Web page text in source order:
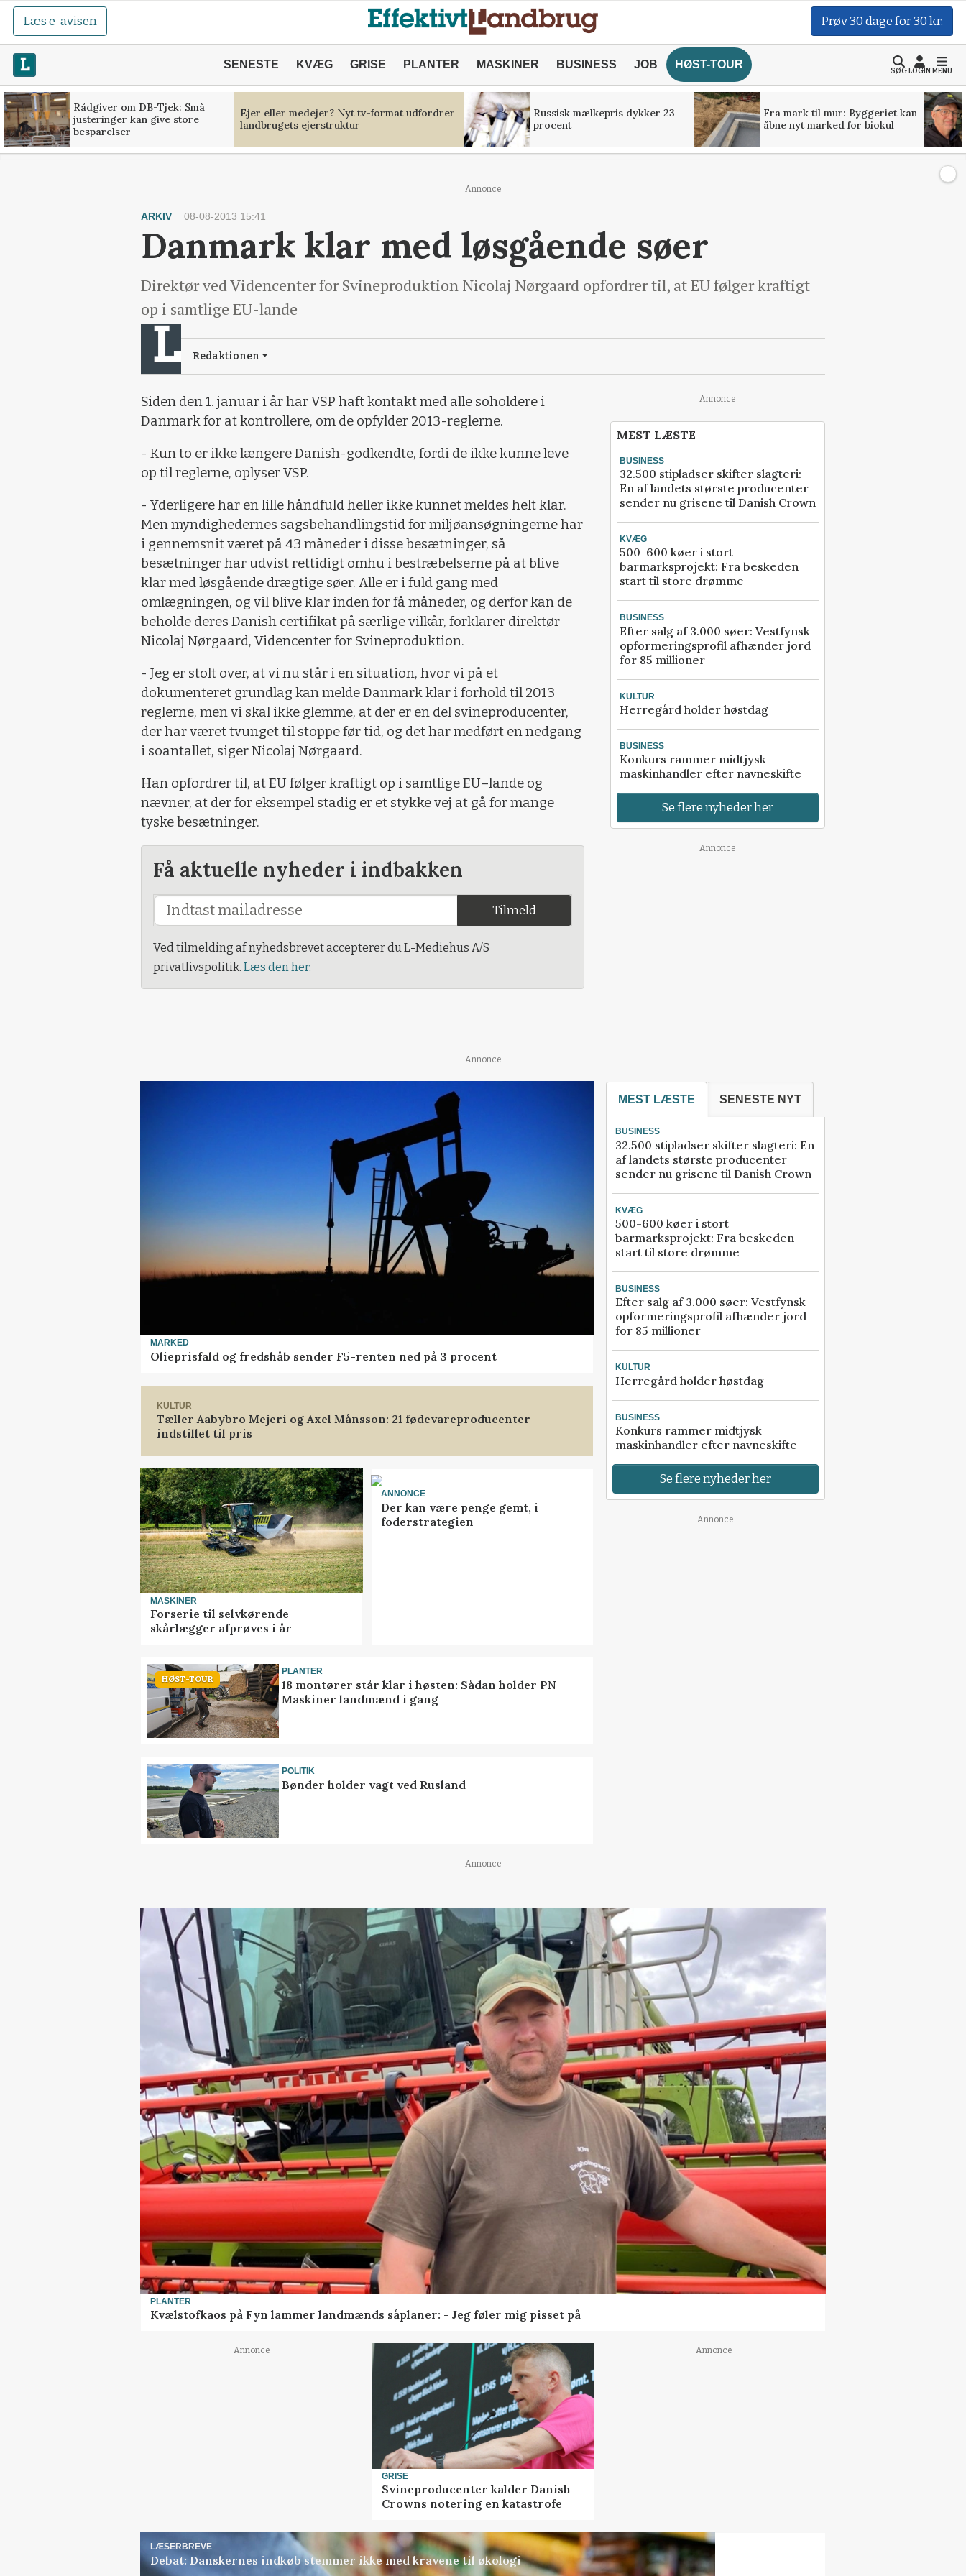
Læs e-avisen Prøv 30 dage for 30 kr.
SENESTE KVÆG GRISE PLANTER MASKINER BUSINESS JOB HØST-TOUR
SØGLOGINMENU
Rådgiver om DB-Tjek: Små
justeringer kan give store
besparelser
Ejer eller medejer? Nyt tv-format udfordrer
landbrugets ejerstruktur
Russisk mælkepris dykker 23
procent
Fra mark til mur: Byggeriet kan
åbne nyt marked for biokul
Annonce
ARKIV 08-08-2013 15:41
Danmark klar med løsgående søer
Direktør ved Videncenter for Svineproduktion Nicolaj Nørgaard opfordrer til, at EU følger kraftigt
op i samtlige EU-lande
Redaktionen
Siden den 1. januar i år har VSP haft kontakt med alle soholdere i
Danmark for at kontrollere, om de opfylder 2013-reglerne.
- Kun to er ikke længere Danish-godkendte, fordi de ikke kunne leve
op til reglerne, oplyser VSP.
- Yderligere har en lille håndfuld heller ikke kunnet meldes helt klar.
Men myndighedernes sagsbehandlingstid for miljøansøgningerne har
i gennemsnit været på 43 måneder i disse besætninger, så
besætninger har udvist rettidigt omhu i bestræbelserne på at blive
klar med løsgående drægtige søer. Alle er i fuld gang med
omlægningen, og vil blive klar inden for få måneder, og derfor kan de
beholde deres Danish certifikat på særlige vilkår, forklarer direktør
Nicolaj Nørgaard, Videncenter for Svineproduktion.
- Jeg er stolt over, at vi nu står i en situation, hvor vi på et
dokumenteret grundlag kan melde Danmark klar i forhold til 2013
reglerne, men vi skal ikke glemme, at der er en del svineproducenter,
der har været tvunget til stoppe før tid, og det har medført en nedgang
i soantallet, siger Nicolaj Nørgaard.
Han opfordrer til, at EU følger kraftigt op i samtlige EU–lande og
nævner, at der for eksempel stadig er et stykke vej at gå for mange
tyske besætninger.
Få aktuelle nyheder i indbakken
Tilmeld
Ved tilmelding af nyhedsbrevet accepterer du L-Mediehus A/S
privatlivspolitik. Læs den her.
Annonce
MEST LÆSTE
BUSINESS
32.500 stipladser skifter slagteri:
En af landets største producenter
sender nu grisene til Danish Crown
KVÆG
500-600 køer i stort
barmarksprojekt: Fra beskeden
start til store drømme
BUSINESS
Efter salg af 3.000 søer: Vestfynsk
opformeringsprofil afhænder jord
for 85 millioner
KULTUR
Herregård holder høstdag
BUSINESS
Konkurs rammer midtjysk
maskinhandler efter navneskifte
Se flere nyheder her
Annonce
Annonce
MARKED
Olieprisfald og fredshåb sender F5-renten ned på 3 procent
KULTUR
Tæller Aabybro Mejeri og Axel Månsson: 21 fødevareproducenter
indstillet til pris
MASKINER
Forserie til selvkørende
skårlægger afprøves i år
ANNONCE
Der kan være penge gemt, i
foderstrategien
HØST-TOUR
PLANTER
18 montører står klar i høsten: Sådan holder PN
Maskiner landmænd i gang
POLITIK
Bønder holder vagt ved Rusland
MEST LÆSTE SENESTE NYT
BUSINESS
32.500 stipladser skifter slagteri: En
af landets største producenter
sender nu grisene til Danish Crown
KVÆG
500-600 køer i stort
barmarksprojekt: Fra beskeden
start til store drømme
BUSINESS
Efter salg af 3.000 søer: Vestfynsk
opformeringsprofil afhænder jord
for 85 millioner
KULTUR
Herregård holder høstdag
BUSINESS
Konkurs rammer midtjysk
maskinhandler efter navneskifte
Se flere nyheder her
Annonce
Annonce
PLANTER
Kvælstofkaos på Fyn lammer landmænds såplaner: - Jeg føler mig pisset på
Annonce
GRISE
Svineproducenter kalder Danish
Crowns notering en katastrofe
Annonce
LÆSERBREVE
Debat: Danskernes indkøb stemmer ikke med kravene til økologi